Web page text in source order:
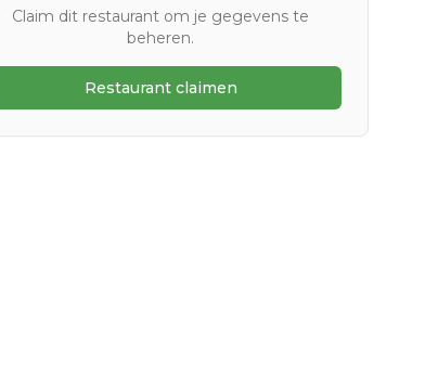
Claim dit restaurant om je gegevens te
beheren.
Restaurant claimen